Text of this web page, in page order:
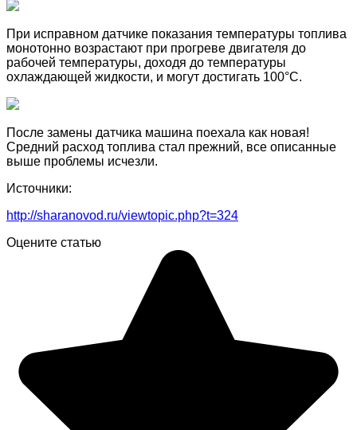
При исправном датчике показания температуры топлива
монотонно возрастают при прогреве двигателя до
рабочей температуры, доходя до температуры
охлаждающей жидкости, и могут достигать 100°C.
После замены датчика машина поехала как новая!
Средний расход топлива стал прежний, все описанные
выше проблемы исчезли.
Источники:
http://sharanovod.ru/viewtopic.php?t=324
Оцените статью